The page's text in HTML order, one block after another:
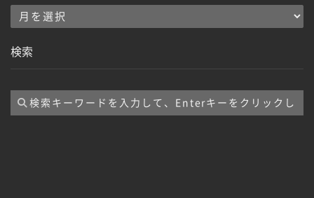
ア
カ
ブ
検索